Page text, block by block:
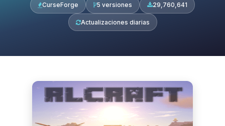
CurseForge 5 versiones 29,760,641
Actualizaciones diarias